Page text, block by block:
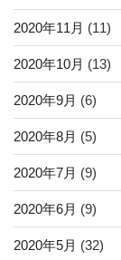
2020年11月 (11)
2020年10月 (13)
2020年9月 (6)
2020年8月 (5)
2020年7月 (9)
2020年6月 (9)
2020年5月 (32)